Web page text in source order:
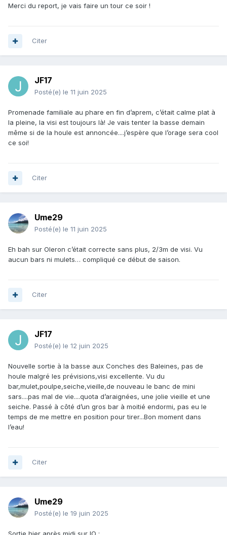
Merci du report, je vais faire un tour ce soir !
Citer
JF17
Posté(e) le 11 juin 2025
Promenade familiale au phare en fin d’aprem, c’était calme plat à
la pleine, la visi est toujours là! Je vais tenter la basse demain
même si de la houle est annoncée....j’espère que l’orage sera cool
ce soi!
Citer
Ume29
Posté(e) le 11 juin 2025
Eh bah sur Oleron c’était correcte sans plus, 2/3m de visi. Vu
aucun bars ni mulets… compliqué ce début de saison.
Citer
JF17
Posté(e) le 12 juin 2025
Nouvelle sortie à la basse aux Conches des Baleines, pas de
houle malgré les prévisions,visi excellente. Vu du
bar,mulet,poulpe,seiche,vieille,de nouveau le banc de mini
sars....pas mal de vie....quota d’araignées, une jolie vieille et une
seiche. Passé à côté d’un gros bar à moitié endormi, pas eu le
temps de me mettre en position pour tirer...Bon moment dans
l’eau!
Citer
Ume29
Posté(e) le 19 juin 2025